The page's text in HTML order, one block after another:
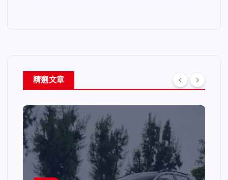
精選文章